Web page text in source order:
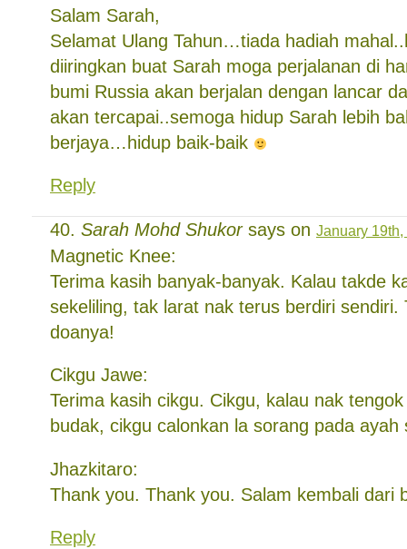
Salam Sarah,
Selamat Ulang Tahun…tiada hadiah
diiringkan buat Sarah moga perjalanan di
bumi Russia akan berjalan dengan lancar
akan tercapai..semoga hidup Sarah lebih
berjaya…hidup baik-baik
Reply
Sarah Mohd Shukorsays on January
Magnetic Knee:
Terima kasih banyak-banyak. Kalau takde
sekeliling, tak larat nak terus berdiri sendiri.
doanya!
Cikgu Jawe:
Terima kasih cikgu. Cikgu, kalau nak
budak, cikgu calonkan la sorang pada ayah
Jhazkitaro:
Thank you. Thank you. Salam kembali dari
Reply